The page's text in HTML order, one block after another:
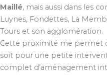
Maillé, mais aussi dans les
Luynes, Fondettes, La
Tours et son agglomération.
Cette proximité me permet
soit pour une petite
complet d’aménagement